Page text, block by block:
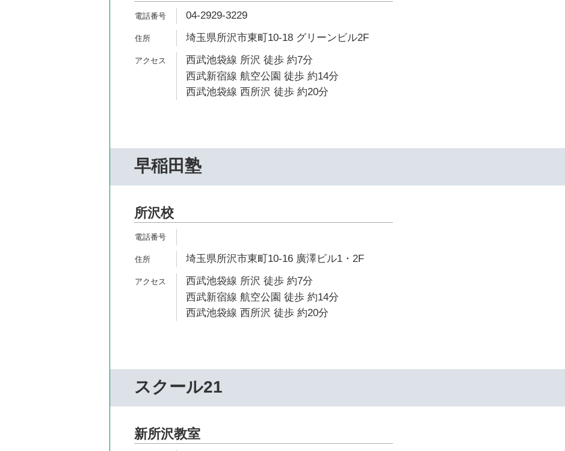
04-2929-3229
埼玉県所沢市東町10-18 グリーンビル2F
西武池袋線 所沢 徒歩 約7分
西武新宿線 航空公園 徒歩 約14分
西武池袋線 西所沢 徒歩 約20分
早稲田塾
所沢校
埼玉県所沢市東町10-16 廣澤ビル1・2F
西武池袋線 所沢 徒歩 約7分
西武新宿線 航空公園 徒歩 約14分
西武池袋線 西所沢 徒歩 約20分
スクール21
新所沢教室